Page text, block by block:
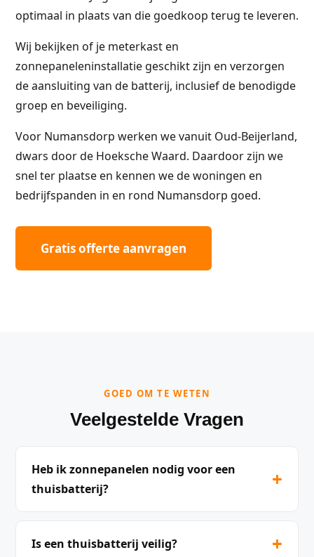
optimaal in plaats van die goedkoop terug te leveren.
Wij bekijken of je meterkast en
zonnepaneleninstallatie geschikt zijn en verzorgen
de aansluiting van de batterij, inclusief de benodigde
groep en beveiliging.
Voor Numansdorp werken we vanuit Oud-Beijerland,
dwars door de Hoeksche Waard. Daardoor zijn we
snel ter plaatse en kennen we de woningen en
bedrijfspanden in en rond Numansdorp goed.
Gratis offerte aanvragen
GOED OM TE WETEN
Veelgestelde Vragen
Heb ik zonnepanelen nodig voor een
thuisbatterij?
+
Is een thuisbatterij veilig? +